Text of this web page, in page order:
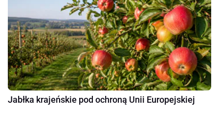
Jabłka krajeńskie pod ochroną Unii Europejskiej